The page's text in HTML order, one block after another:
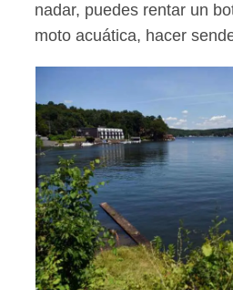
nadar, puedes rentar un
moto acuática, hacer